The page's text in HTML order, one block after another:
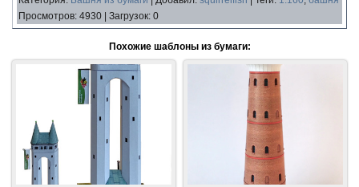
Просмотров: 4930 Загрузок: 0
Похожие шаблоны из бумаги: